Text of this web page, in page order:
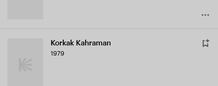
Korkak Kahraman
1979